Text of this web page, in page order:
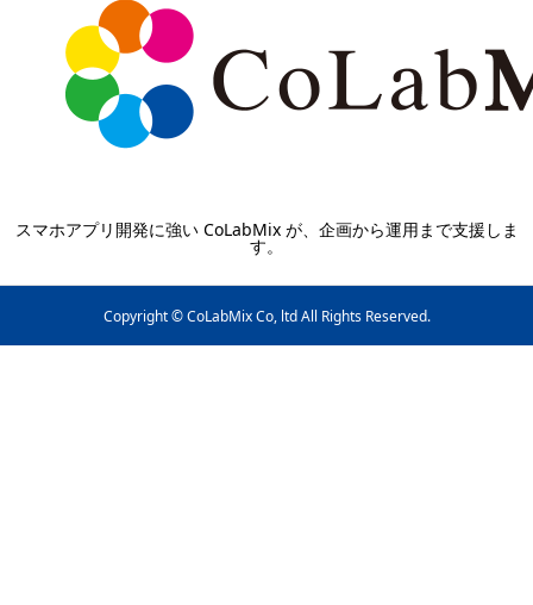
スマホアプリ開発に強い CoLabMix が、企画から運用まで支援しま
す。
Copyright © CoLabMix Co, ltd All Rights Reserved.